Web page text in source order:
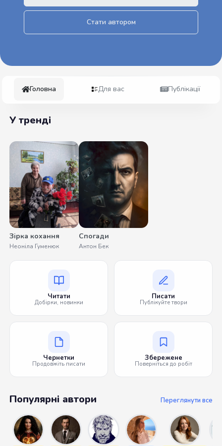
Стати автором
Головна Для вас Публікації
У тренді
Зірка кохання
Неоніла Гуменюк
Спогади
Антон Бек
Читати
Добірки, новинки
Писати
Публікуйте твори
Чернетки
Продовжіть писати
Збережене
Поверніться до робіт
Популярні автори Переглянути все